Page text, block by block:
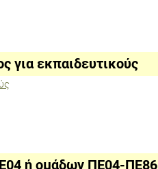
για εκπαιδευτικούς
ή ομάδων ΠΕ04-ΠΕ86